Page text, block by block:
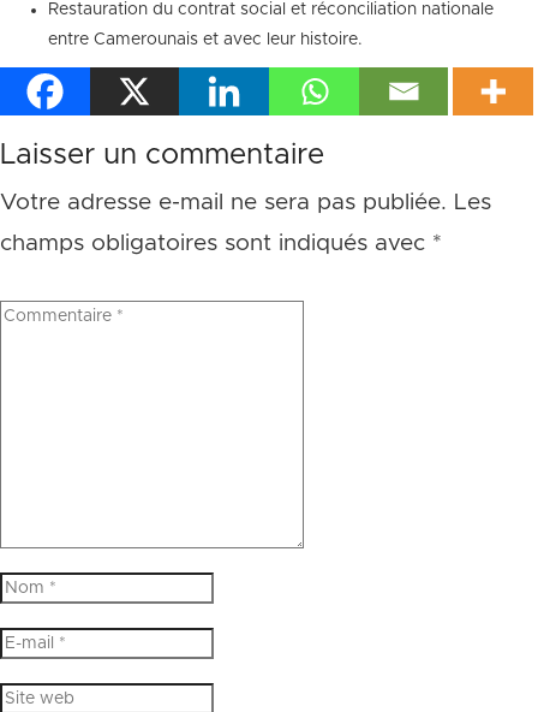
Restauration du contrat social et réconciliation nationale
entre Camerounais et avec leur histoire.
Laisser un commentaire
Votre adresse e-mail ne sera pas publiée. Les
champs obligatoires sont indiqués avec *